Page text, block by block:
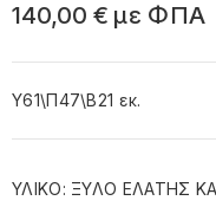
140,00 € με ΦΠΑ
Y61\Π47\Β21 εκ.
ΥΛΙΚΟ: ΞΥΛΟ ΕΛΑΤΗΣ